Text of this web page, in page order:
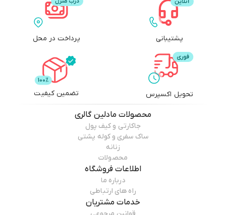
پشتیبانی پرداخت در محل
تحویل اکسپرس تضمین کیفیت
محصولات مادلین گالری
جاکارتی و کیف پول
ساک سفری و کوله پشتی
زنانه
محصولات
اطلاعات فروشگاه
درباره ما
راه های ارتباطی
خدمات مشتریان